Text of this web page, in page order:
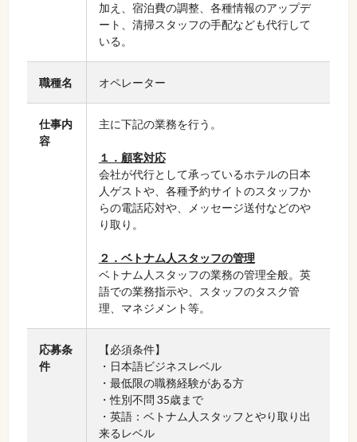
加え、宿泊費の調整、各種情報のアップデ
ート、清掃スタッフの手配なども代行して
いる。
職種名 オペレーター
仕事内
容
主に下記の業務を行う。
１．顧客対応
会社が代行として承っているホテルの日本
人ゲストや、各種予約サイトのスタッフか
らの電話応対や、メッセージ送付などのや
り取り。
２．ベトナム人スタッフの管理
ベトナム人スタッフの業務の管理全般。英
語での業務指示や、スタッフのタスク管
理、マネジメント等。
応募条
件
【必須条件】
・日本語ビジネスレベル
・最低限の職務経験がある方
・性別不問 35歳まで
・英語：ベトナム人スタッフとやり取り出
来るレベル